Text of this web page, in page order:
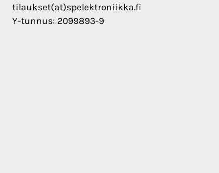
tilaukset(at)spelektroniikka.fi
Y-tunnus: 2099893-9